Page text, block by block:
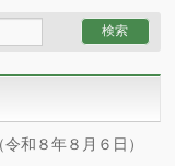
和８年８月６日）